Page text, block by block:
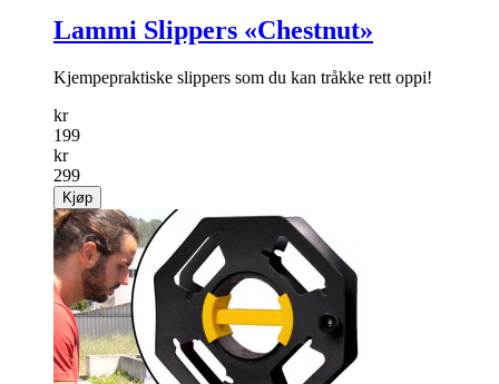
Lammi Slippers «Chestnut»
Kjempepraktiske slippers som du kan tråkke rett oppi!
kr
199
kr
299
Kjøp